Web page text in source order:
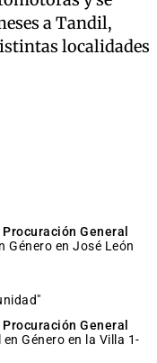
a Tandil,
localidades
Procuración General
Género en José León
Procuración General
Género en la Villa 1-